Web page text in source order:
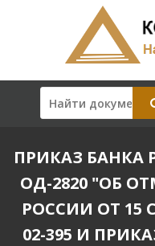
ПРИКАЗ БАНКА
ОД-2820 "ОБ
РОССИИ ОТ 15
02-395 И